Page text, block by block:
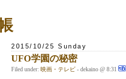
2015/10/25 Sunday
UFO学園の秘密
Filed under: 映画・テレビ - dekaino @ 8:31